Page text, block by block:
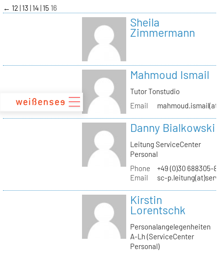
zum
Inhalt
← 12 13 14 15 16
Sheila
Zimmermann
Mahmoud Ismail
Tutor Tonstudio
Email
Danny Bialkowski
Leitung ServiceCenter
Personal
Phone
+49 (0)30 688305-
Email
sc-
Kirstin
Lorentschk
Personalangelegenheiten
A-Lh (ServiceCenter
Personal)